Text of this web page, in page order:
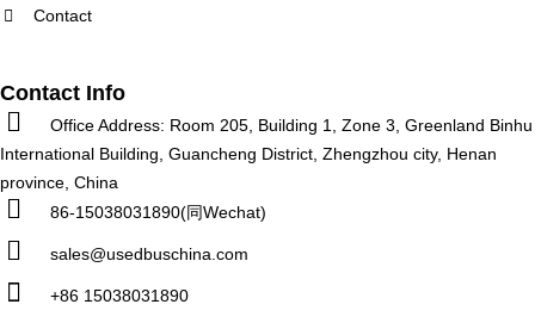
Contact
Contact Info
Office Address: Room 205, Building 1, Zone 3, Greenland Binhu
International Building, Guancheng District, Zhengzhou city, Henan
province, China
86-15038031890(同Wechat)
sales@usedbuschina.com
+86 15038031890